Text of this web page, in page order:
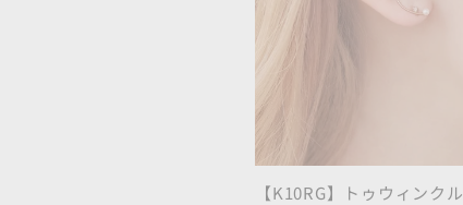
【K10RG】トゥウィンクル